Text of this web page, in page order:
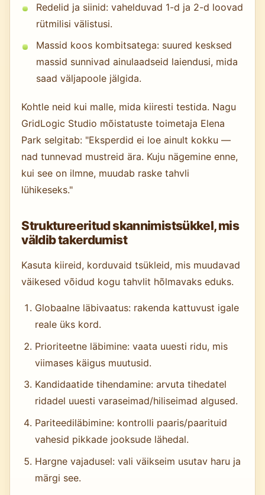
Redelid ja siinid: vahelduvad 1-d ja 2-d loovad
rütmilisi välistusi.
Massid koos kombitsatega: suured kesksed
massid sunnivad ainulaadseid laiendusi, mida
saad väljapoole jälgida.
Kohtle neid kui malle, mida kiiresti testida. Nagu
GridLogic Studio mõistatuste toimetaja Elena
Park selgitab: "Eksperdid ei loe ainult kokku —
nad tunnevad mustreid ära. Kuju nägemine enne,
kui see on ilmne, muudab raske tahvli
lühikeseks."
Struktureeritud skannimistsükkel, mis
väldib takerdumist
Kasuta kiireid, korduvaid tsükleid, mis muudavad
väikesed võidud kogu tahvlit hõlmavaks eduks.
Globaalne läbivaatus: rakenda kattuvust igale
reale üks kord.
Prioriteetne läbimine: vaata uuesti ridu, mis
viimases käigus muutusid.
Kandidaatide tihendamine: arvuta tihedatel
ridadel uuesti varaseimad/hiliseimad algused.
Pariteediläbimine: kontrolli paaris/paarituid
vahesid pikkade jooksude lähedal.
Hargne vajadusel: vali väikseim usutav haru ja
märgi see.